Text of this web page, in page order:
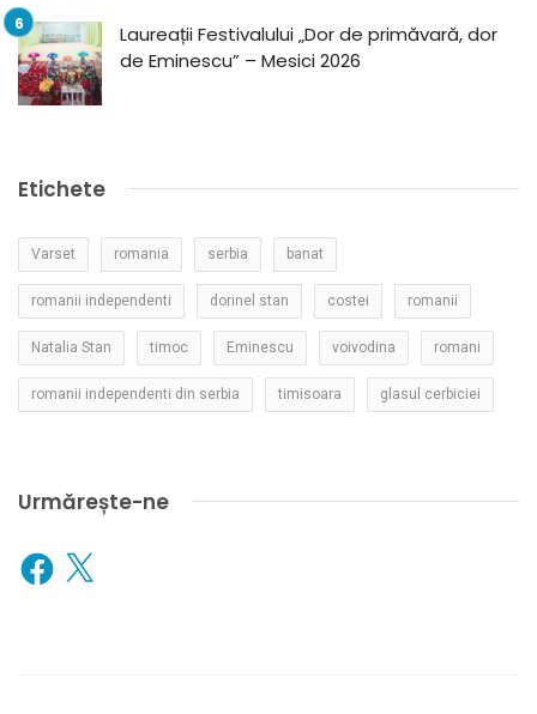
Laureații Festivalului „Dor de primăvară, dor
de Eminescu” – Mesici 2026
Etichete
Varset romania serbia banat
romanii independenti dorinel stan costei romanii
Natalia Stan timoc Eminescu voivodina romani
romanii independenti din serbia timisoara glasul cerbiciei
Urmărește-ne
Facebook
X